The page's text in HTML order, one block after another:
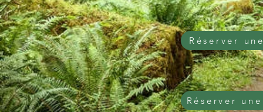
Réserver
Réserver